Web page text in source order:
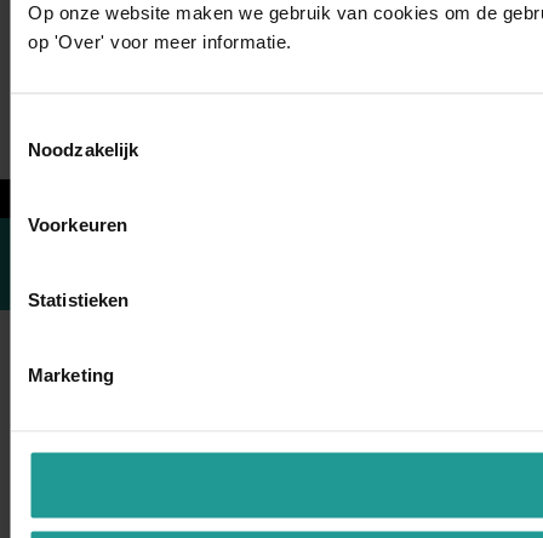
Op onze website maken we gebruik van cookies om de
op 'Over' voor meer informatie.
Noodzakelijk
Voorkeuren
Statistieken
Marketing